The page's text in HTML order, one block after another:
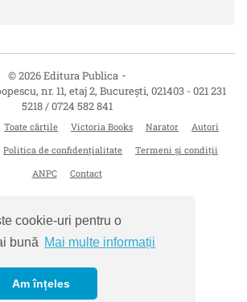
cookie-uri pentru o
bună Mai multe informații
Am înțeles
© 2026 Editura Publica -
nr. 11, etaj 2, București, 021403 - 021 231
5218 / 0724 582 841
Toate cărțile Victoria Books Narator
Autori
Politica de confidențialitate
Termeni și condiții
ANPC
Contact